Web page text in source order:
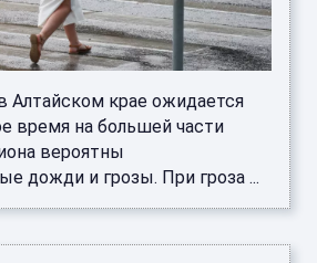
Алтайском крае ожидается
время на большей части
вероятны
дожди и грозы. При гроза ...